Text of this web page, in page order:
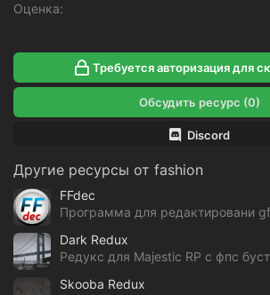
Оценка
Требуется авторизация для
Обсудить ресурс (0)
Discord
Другие ресурсы от fashion
FFdec
Dark Redux
Редукс для Majestic RP с фпс
Skooba Redux